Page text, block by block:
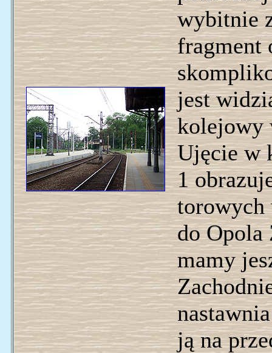
wybitnie
fragment
jest
kolejowy
Ujęcie w
1
torowych
do Opola
mamy
ją na